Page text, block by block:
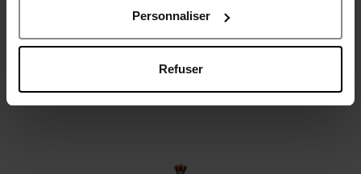
Personnaliser
Refuser
Politique relative aux avis des clients
Oublié quelque chose ?